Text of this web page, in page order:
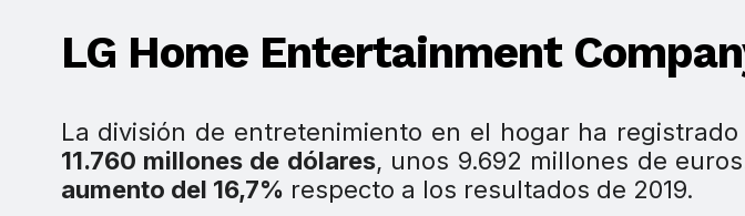
LG Home Entertainment
La división de entretenimiento en el hogar ha
11.760 millones de dólares, unos 9.692 millones de
aumento del 16,7% respecto a los resultados de 2019.